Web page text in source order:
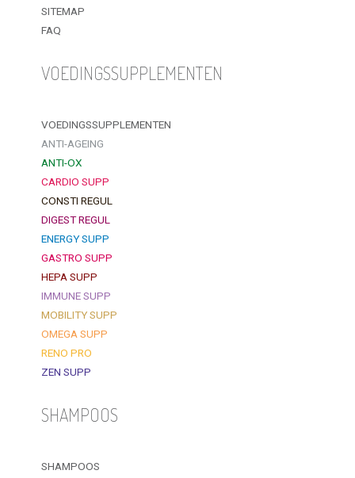
SITEMAP
FAQ
VOEDINGSSUPPLEMENTEN
VOEDINGSSUPPLEMENTEN
ANTI-AGEING
ANTI-OX
CARDIO SUPP
CONSTI REGUL
DIGEST REGUL
ENERGY SUPP
GASTRO SUPP
HEPA SUPP
IMMUNE SUPP
MOBILITY SUPP
OMEGA SUPP
RENO PRO
ZEN SUPP
SHAMPOOS
SHAMPOOS